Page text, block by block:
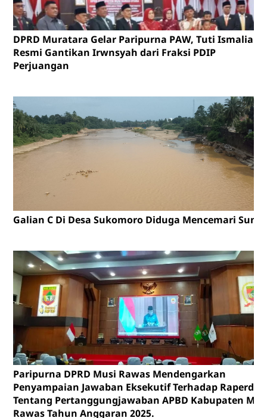
DPRD Muratara Gelar Paripurna PAW, Tuti Ismalia
Resmi Gantikan Irwnsyah dari Fraksi PDIP
Perjuangan
Galian C Di Desa Sukomoro Diduga Mencemari
Paripurna DPRD Musi Rawas Mendengarkan
Penyampaian Jawaban Eksekutif Terhadap Raperda
Tentang Pertanggungjawaban APBD Kabupaten
Rawas Tahun Anggaran 2025.